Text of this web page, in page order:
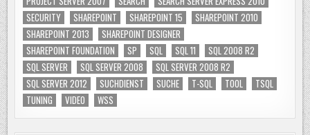
SECURITY
SHAREPOINT SHAREPOINT 15
SHAREPOINT 2010
SHAREPOINT 2013
SHAREPOINT DESIGNER
SHAREPOINT FOUNDATION
SP SQL SQL 11
SQL 2008 R2
SQL SERVER
SQL SERVER 2008
SQL SERVER 2008 R2
SQL SERVER 2012
SUCHDIENST SUCHE T-SQL TOOL
TSQL
TUNING
VIDEO WSS